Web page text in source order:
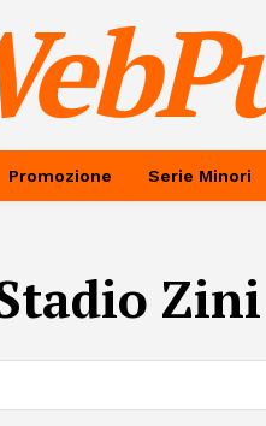
Promozione Serie Minori
Zini